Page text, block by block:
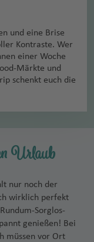
und eine Brise
Kontraste. Wer
einer Woche
Märkte und
schenkt euch die
Urlaub
nur noch der
wirklich perfekt
Sorglos-
genießen! Bei
müssen vor Ort